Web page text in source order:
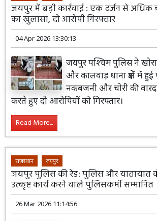
जयपुर में बड़ी कार्रवाई : एक दर्जन से अधिक
का खुलासा, दो आरोपी गिरफ्तार
04 Apr 2026 13:30:13
जयपुर पश्चिम पुलिस ने
और कालवाड़ थाना क्षेत्रों में
नकबजनी और चोरी की
करते हुए दो आरोपियों को गिरफ्तार।
Read More...
राजस्थान जयपुर
जयपुर पुलिस की रेड: पुलिस और यातायात
उत्कृष्ट कार्य करने वाले पुलिसकर्मी सम्मानित
26 Mar 2026 11:14:56